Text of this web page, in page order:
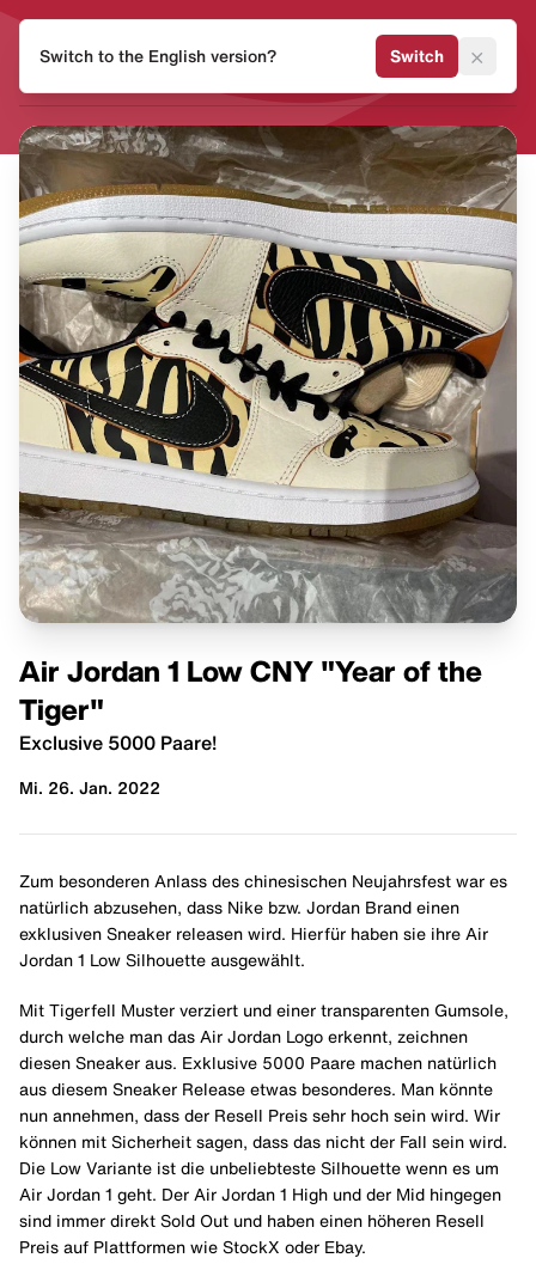
MVMNT
Air Jordan 1 Low CNY "Year of the
Tiger"
Exclusive 5000 Paare!
Mi. 26. Jan. 2022
Zum besonderen Anlass des chinesischen Neujahrsfest war es
natürlich abzusehen, dass Nike bzw. Jordan Brand einen
exklusiven Sneaker releasen wird. Hierfür haben sie ihre Air
Jordan 1 Low Silhouette ausgewählt.
Mit Tigerfell Muster verziert und einer transparenten Gumsole,
durch welche man das Air Jordan Logo erkennt, zeichnen
diesen Sneaker aus. Exklusive 5000 Paare machen natürlich
aus diesem Sneaker Release etwas besonderes. Man könnte
nun annehmen, dass der Resell Preis sehr hoch sein wird. Wir
können mit Sicherheit sagen, dass das nicht der Fall sein wird.
Die Low Variante ist die unbeliebteste Silhouette wenn es um
Air Jordan 1 geht. Der Air Jordan 1 High und der Mid hingegen
sind immer direkt Sold Out und haben einen höheren Resell
Preis auf Plattformen wie StockX oder Ebay.
Switch to the English version? Switch ×